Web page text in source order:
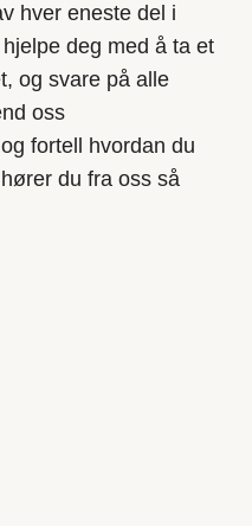
hver eneste del i
deg med å ta et
og svare på alle
oss
fortell hvordan du
du fra oss så